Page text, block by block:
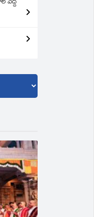
వద్ద